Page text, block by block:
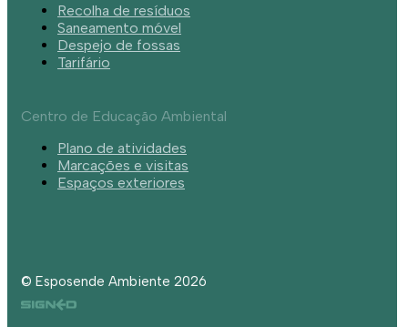
Recolha de resíduos
Saneamento móvel
Despejo de fossas
Tarifário
Centro de Educação Ambiental
Plano de atividades
Marcações e visitas
Espaços exteriores
© Esposende Ambiente 2026